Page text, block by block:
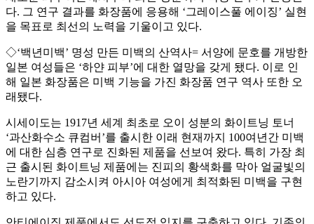
다. 그 연구 결과를 화장품에 응용해 ‘그레이스풀 에이징’ 실현
을 목표로 최선의 노력을 기울이고 있다.
◇‘백년미백’ 명성 만든 미백의 산역사= 서양에 문호를 개방한
일본 여성들은 ‘하얀 피부’에 대한 열망을 갖게 됐다. 이로 인
해 일본 화장품은 미백 기능을 가진 화장품 연구 역사 또한 오
래됐다.
시세이도는 1917년 세계 최초로 오이 성분의 화이트닝 토너
‘과산화수소 큐컴버’를 출시한 이래 현재까지 100여년간 미백
에 대한 심층 연구로 진화된 제품을 선보여 왔다. 특히 가장 최
근 출시된 화이트닝 제품에는 진피의 황색화를 막아 얼굴빛의
노란기까지 감소시켜 아시아 여성에게 최적화된 미백을 구현
하고 있다.